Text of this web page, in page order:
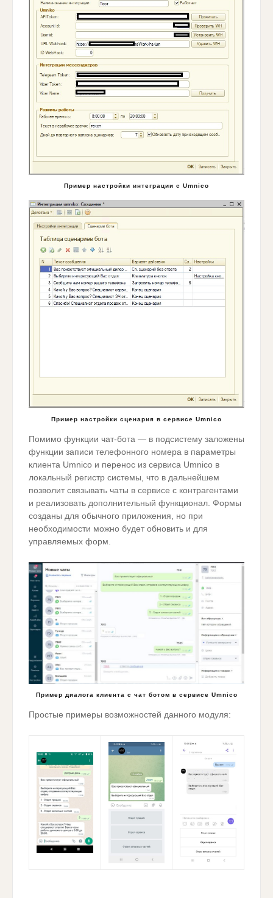
Пример настройки интеграции с Umnico
Пример настройки сценария в сервисе Umnico
Помимо функции чат-бота — в подсистему заложены
функции записи телефонного номера в параметры
клиента Umnico и перенос из сервиса Umnico в
локальный регистр системы, что в дальнейшем
позволит связывать чаты в сервисе с контрагентами
и реализовать дополнительный функционал. Формы
созданы для обычного приложения, но при
необходимости можно будет обновить и для
управляемых форм.
Пример диалога клиента с чат ботом в сервисе Umnico
Простые примеры возможностей данного модуля: